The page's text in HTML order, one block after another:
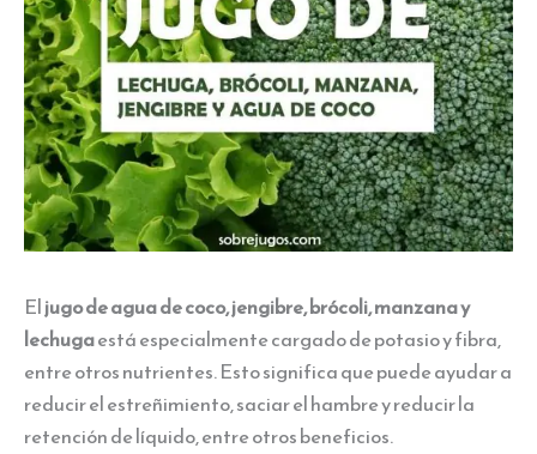
Eljugo de agua de coco, jengibre, brócoli, manzana y
lechugaestá especialmente cargado de potasio y fibra,
entre otros nutrientes. Esto significa que puede ayudar a
reducir el estreñimiento, saciar el hambre y reducir la
retención de líquido, entre otros beneficios.